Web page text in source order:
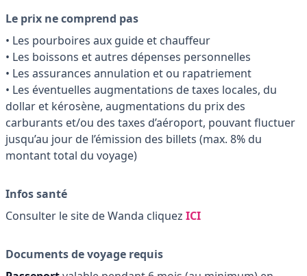
Le prix ne comprend pas
• Les pourboires aux guide et chauffeur
• Les boissons et autres dépenses personnelles
• Les assurances annulation et ou rapatriement
• Les éventuelles augmentations de taxes locales, du
dollar et kérosène, augmentations du prix des
carburants et/ou des taxes d’aéroport, pouvant fluctuer
jusqu’au jour de l’émission des billets (max. 8% du
montant total du voyage)
Infos santé
Consulter le site de Wanda cliquez ICI
Documents de voyage requis